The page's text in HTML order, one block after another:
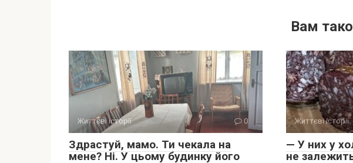
Вам
Життєві історії 0
Здрастуй, мамо. Ти чекала на
мене? Ні. У цьому будинку його
Життєві історії
— У них у
не